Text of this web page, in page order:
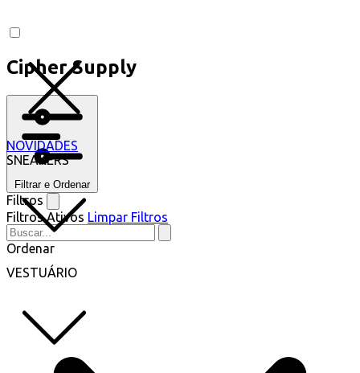
NOVIDADES
SNEAKERS
VESTUÁRIO
Cipher Supply
Filtrar e Ordenar
Filtros
Filtros Ativos Limpar Filtros
Ordenar